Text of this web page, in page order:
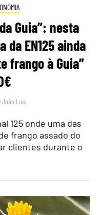
Guia”: nesta
EN125 ainda
frango à Guia”
|João Luís
125 onde uma das
frango assado do
clientes durante o